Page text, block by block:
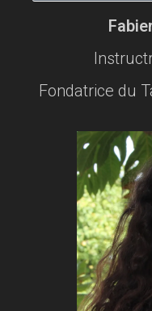
Fondatrice du